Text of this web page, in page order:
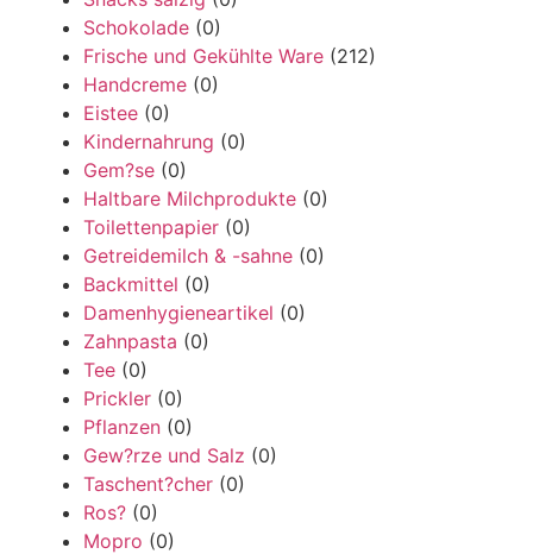
Schokolade (0)
Frische und Gekühlte Ware (212)
Handcreme (0)
Eistee (0)
Kindernahrung (0)
Gem?se (0)
Haltbare Milchprodukte (0)
Toilettenpapier (0)
Getreidemilch & -sahne (0)
Backmittel (0)
Damenhygieneartikel (0)
Zahnpasta (0)
Tee (0)
Prickler (0)
Pflanzen (0)
Gew?rze und Salz (0)
Taschent?cher (0)
Ros? (0)
Mopro (0)